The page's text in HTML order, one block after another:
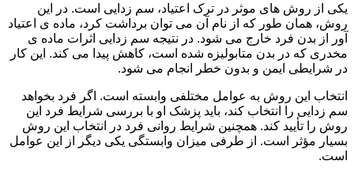
یکی از روش های موثر در ترک اعتیاد، سم زدایی است. در این
روش، همان طور که از نام آن می توان برداشت کرد، ماده ی اعتیاد
آور از بدن فرد خارج می شود. در نتیجه سم زدایی اثرات ماده ی
مخدری که در بدن متابولیزه شده است، کاهش پیدا می کند. این کار
در شرایطی ایمن و بدون خطر انجام می شود.
انتخاب این روش به عوامل مختلفی وابسته است. اگر فرد بخواهد
سم زدایی را انتخاب کند، باید پزشک او با بررسی شرایط فرد این
روش را تأیید کند. همچنین شرایط روانی فرد در انتخاب این روش
بسیار مؤثر است. از طرفی میزان وابستگی یکی دیگر از این عوامل
است.